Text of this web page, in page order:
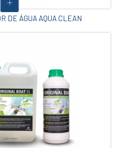
DE ÁGUA AQUA CLEAN